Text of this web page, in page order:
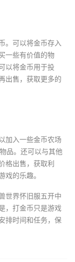
。可以将金币存入
一些有价值的物
以将金币用于投
出售，获取更多的
加入一些金币农场
品。还可以与其他
格出售，获取利
的乐趣。
世界怀旧服五开中
，打金币只是游戏
排时间和任务，保